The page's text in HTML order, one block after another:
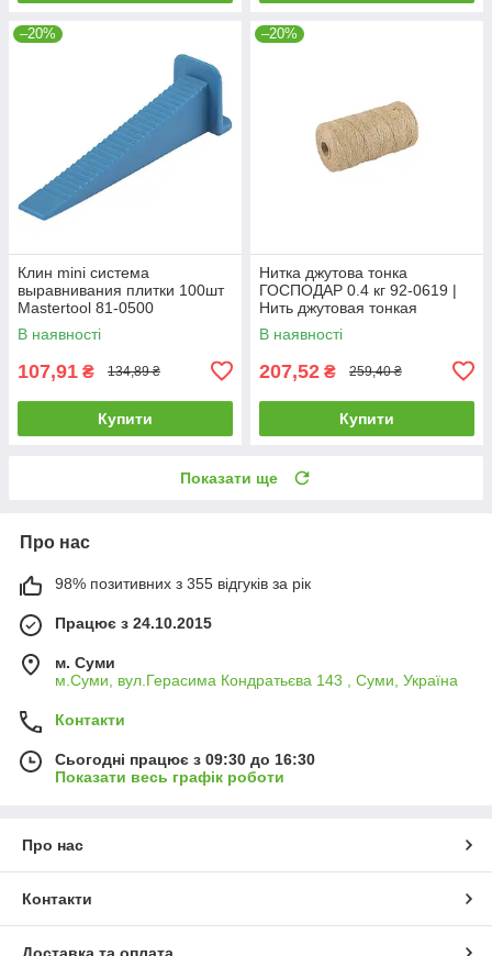
–20%
Клин mini система
выравнивания плитки 100шт
Mastertool 81-0500
В наявності
107,91 ₴ 134,89 ₴
Купити
–20%
Нитка джутова тонка
ГОСПОДАР 0.4 кг 92-0619 |
Нить джутовая тонкая
ГОСПОДАР 0.4 кг 92-0619
В наявності
207,52 ₴ 259,40 ₴
Купити
Показати ще
Про нас
98% позитивних з 355 відгуків за рік
Працює з 24.10.2015
м. Суми
м.Суми, вул.Герасима Кондратьєва 143 , Суми, Україна
Контакти
Сьогодні працює з 09:30 до 16:30
Показати весь графік роботи
Про нас
Контакти